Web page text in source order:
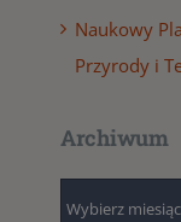
Naukowy
Przyrody i
Archiwum